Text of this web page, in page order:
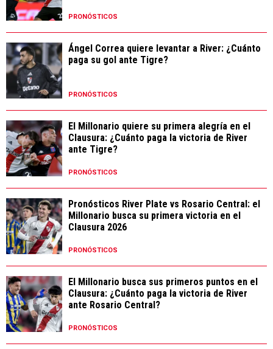
PRONÓSTICOS
Ángel Correa quiere levantar a River: ¿Cuánto
paga su gol ante Tigre?
PRONÓSTICOS
El Millonario quiere su primera alegría en el
Clausura: ¿Cuánto paga la victoria de River
ante Tigre?
PRONÓSTICOS
Pronósticos River Plate vs Rosario Central: el
Millonario busca su primera victoria en el
Clausura 2026
PRONÓSTICOS
El Millonario busca sus primeros puntos en el
Clausura: ¿Cuánto paga la victoria de River
ante Rosario Central?
PRONÓSTICOS